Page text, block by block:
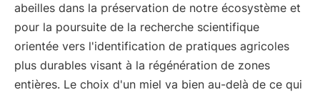
abeilles dans la préservation de notre écosystème et
pour la poursuite de la recherche scientifique
orientée vers l'identification de pratiques agricoles
plus durables visant à la régénération de zones
entières. Le choix d'un miel va bien au-delà de ce qui